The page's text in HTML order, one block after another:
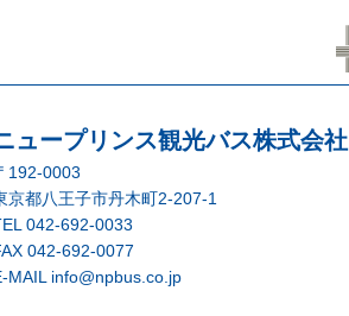
ュープリンス観光バス株式会社
192-0003
京都八王子市丹木町2-207-1
042-692-0033
042-692-0077
MAIL info@npbus.co.jp